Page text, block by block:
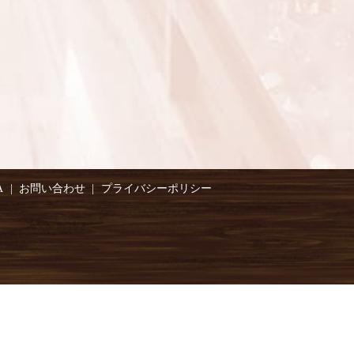
お問い合わせ プライバシーポリシー